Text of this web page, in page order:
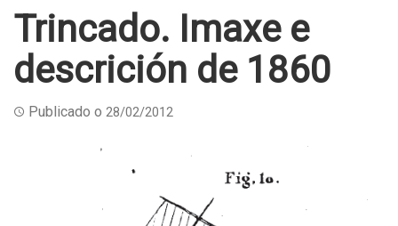
Trincado. Imaxe e
descrición de 1860
Publicado o 28/02/2012